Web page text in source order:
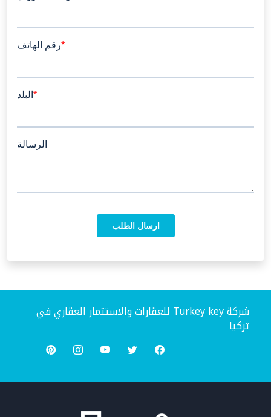
شركة Turkey key للعقارات والاستثمار العقاري في
تركيا